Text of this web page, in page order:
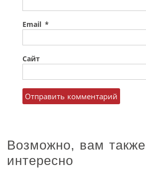
Email *
Сайт
Возможно, вам
интересно